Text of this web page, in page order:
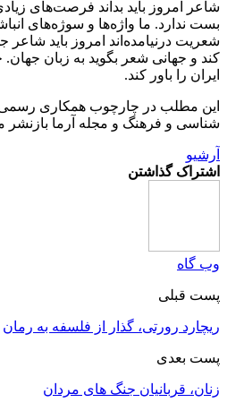
شاعر امروز باید بداند فرصت‌های
بست ندارد. ما واژه‌ها و سوژه‌های
شعریت درنیامده‌اند امروز باید شاعر
کند و جهانی شعر بگوید به زبان جهان.
ایران را باور کند.
این مطلب در چارچوب همکاری
شناسی و فرهنگ و مجله آرما
آرشیو
اشتراک گذاشتن
وب گاه
پست قبلی
ریچارد رورتی، گذار از فلسفه به رمان
پست بعدی
زنان، قربانیان جنگ های مردان